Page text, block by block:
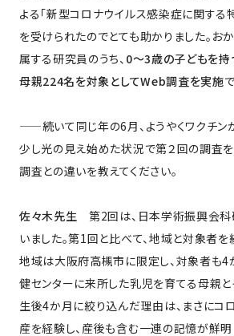
よる「新型コロナウイルス感染症に関する
を受けられたのでとても助かりました。お
属する研究員のうち、 0～3歳の子どもを持
母親224名を対象としてWeb調査を実施
——続いて同じ年の6月、ようやくワクチン
少し光の見え始めた状況で第２回の調査を
調査との違いを教えてください。
佐々木先生 第2回は、日本学術振興会
いました。第1回と比べて、地域と対象者
地域は大阪府高槻市に限定し、対象者も
健センターに来所した乳児を育てる母親と
生後4か月に絞り込んだ理由は、まさにコ
産を経験し、産後も含む一連の記憶が鮮